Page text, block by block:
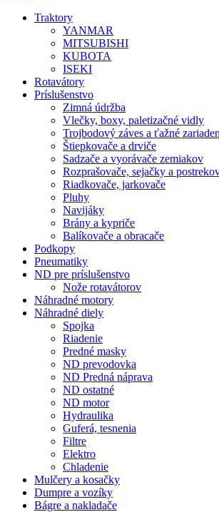
Traktory
YANMAR
MITSUBISHI
KUBOTA
ISEKI
Rotavátory
Príslušenstvo
Zimná údržba
Vlečky, boxy, paletizačné vidly
Trojbodový záves a ťažné
Štiepkovače a drviče
Sadzače a vyorávače zemiakov
Rozprašovače, sejačky a
Riadkovače, jarkovače
Pluhy
Navijáky
Brány a kypriče
Balíkovače a obracače
Podkopy
Pneumatiky
ND pre príslušenstvo
Nože rotavátorov
Náhradné motory
Náhradné diely
Spojka
Riadenie
Predné masky
ND prevodovka
ND Predná náprava
ND ostatné
ND motor
Hydraulika
Guferá, tesnenia
Filtre
Elektro
Chladenie
Mulčery a kosačky
Dumpre a vozíky
Bágre a nakladače